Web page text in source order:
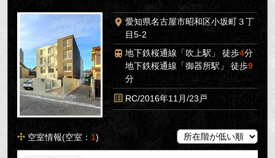
愛知県名古屋市昭和区小坂町３丁
目5-2
地下鉄桜通線「吹上駅」 徒歩4分
地下鉄桜通線「御器所駅」 徒歩9
分
RC/2016年11月/23戸
空室情報(空室： 1)